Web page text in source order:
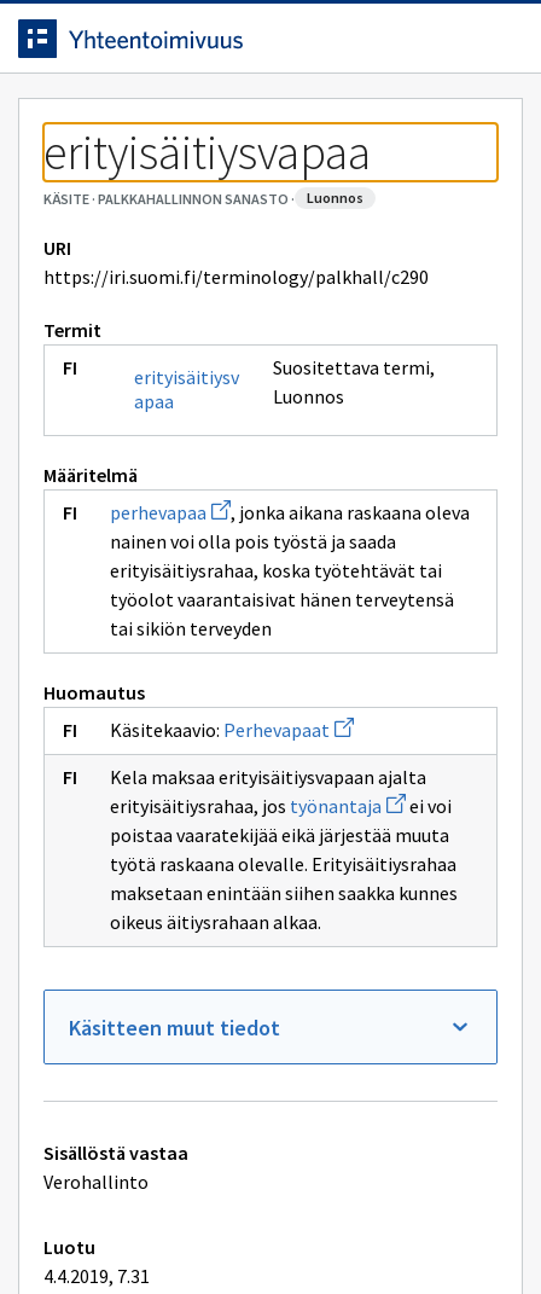
Siirrytty
sivulle
Siirry suoraan sisältöön.
erityisäitiysvapaa
KÄSITE· PALKKAHALLINNON SANASTO · luonnos
URI
https://iri.suomi.fi/terminology/palkhall/c290
Termit
erityisäitiysv
apaa
Suositettava termi,
Luonnos
Määritelmä
perhevapaa Avaa
uuden
ikkunan
sivulle
perhevapaa
, jonka aikana raskaana oleva
nainen voi olla pois työstä ja saada
erityisäitiysrahaa, koska työtehtävät tai
työolot vaarantaisivat hänen terveytensä
tai sikiön terveyden
Huomautus
Käsitekaavio: Perhevapaat Avaa
uuden
ikkunan
sivulle
Perhevapaat
Kela maksaa erityisäitiysvapaan ajalta
erityisäitiysrahaa, jos työnantaja Avaa
uuden
ikkunan
sivulle
työnantaja
ei voi
poistaa vaaratekijää eikä järjestää muuta
työtä raskaana olevalle. Erityisäitiysrahaa
maksetaan enintään siihen saakka kunnes
oikeus äitiysrahaan alkaa.
Käsitteen muut tiedot
Tekniset
lisätiedot
Sisällöstä vastaa
Verohallinto
Luotu
4.4.2019, 7.31